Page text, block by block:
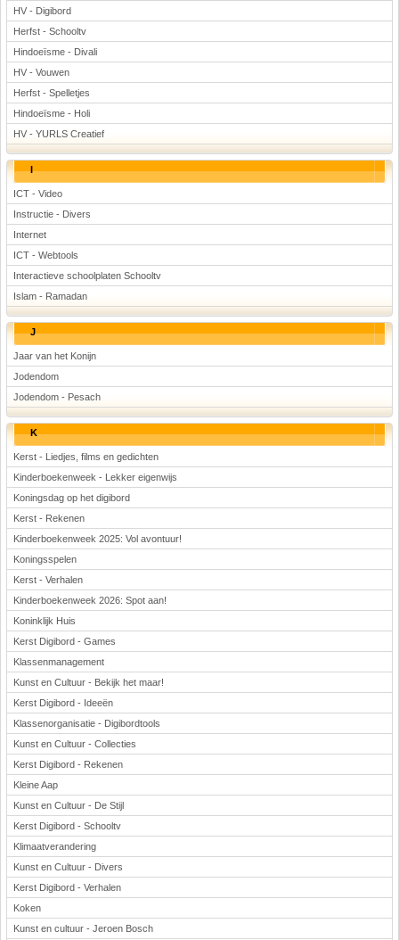
HV - Digibord
Herfst - Schooltv
Hindoeïsme - Divali
HV - Vouwen
Herfst - Spelletjes
Hindoeïsme - Holi
HV - YURLS Creatief
I
ICT - Video
Instructie - Divers
Internet
ICT - Webtools
Interactieve schoolplaten Schooltv
Islam - Ramadan
J
Jaar van het Konijn
Jodendom
Jodendom - Pesach
K
Kerst - Liedjes, films en gedichten
Kinderboekenweek - Lekker eigenwijs
Koningsdag op het digibord
Kerst - Rekenen
Kinderboekenweek 2025: Vol avontuur!
Koningsspelen
Kerst - Verhalen
Kinderboekenweek 2026: Spot aan!
Koninklijk Huis
Kerst Digibord - Games
Klassenmanagement
Kunst en Cultuur - Bekijk het maar!
Kerst Digibord - Ideeën
Klassenorganisatie - Digibordtools
Kunst en Cultuur - Collecties
Kerst Digibord - Rekenen
Kleine Aap
Kunst en Cultuur - De Stijl
Kerst Digibord - Schooltv
Klimaatverandering
Kunst en Cultuur - Divers
Kerst Digibord - Verhalen
Koken
Kunst en cultuur - Jeroen Bosch